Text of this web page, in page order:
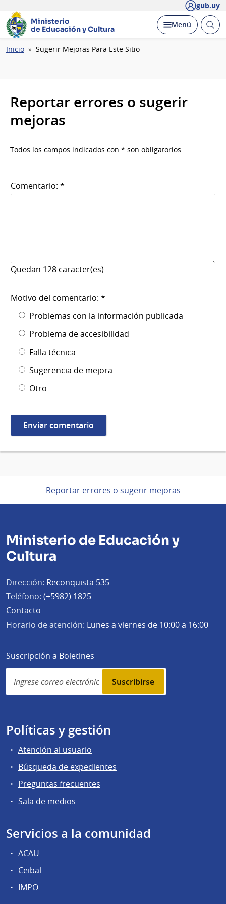
gub.uy
Ministerio
de Educación y Cultura
Desplegar
Menú Abrir
Ruta
Inicio Sugerir Mejoras Para Este Sitio
Reportar errores o sugerir
mejoras
Todos los campos indicados con * son obligatorios
Comentario: *
Quedan 128 caracter(es)
Motivo del comentario: *
Problemas con la información publicada
Problema de accesibilidad
Falla técnica
Sugerencia de mejora
Otro
Reportar errores o sugerir mejoras
Ministerio de Educación y
Cultura
Dirección: Reconquista 535
Teléfono: (+5982) 1825
Contacto
Horario de atención: Lunes a viernes de 10:00 a 16:00
Suscripción a Boletines
Simplenews
subscription
Políticas y gestión
Atención al usuario
Búsqueda de expedientes
Preguntas frecuentes
Sala de medios
Servicios a la comunidad
ACAU
Ceibal
IMPO